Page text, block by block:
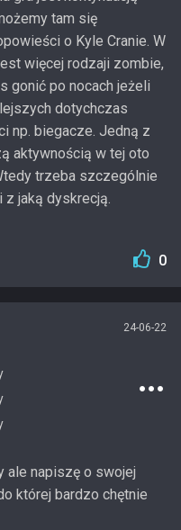
tam się
o Kyle Cranie. W
więcej rodzaji zombie,
gonić po nocach jeżeli
dotychczas
np. biegacze. Jedną z
aktywnością w tej oto
trzeba szczególnie
jaką dyskrecją.
0
24-06-22
ale napiszę o swojej
której bardzo chętnie